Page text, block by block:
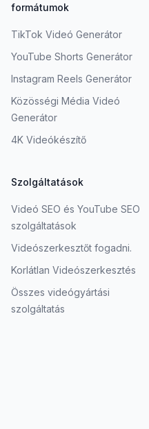
formátumok
TikTok Videó Generátor
YouTube Shorts Generátor
Instagram Reels Generátor
Közösségi Média Videó
Generátor
4K Videókészítő
Szolgáltatások
Videó SEO és YouTube SEO
szolgáltatások
Videószerkesztőt fogadni.
Korlátlan Videószerkesztés
Összes videógyártási
szolgáltatás